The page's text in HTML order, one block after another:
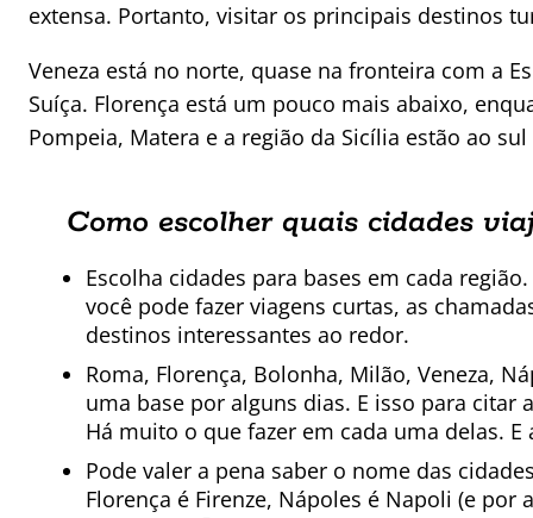
extensa. Portanto, visitar os principais destinos
Veneza está no norte, quase na fronteira com a
Suíça. Florença está um pouco mais abaixo,
Pompeia, Matera e a região da Sicília estão ao sul
Como escolher quais cidades
Escolha cidades para bases em cada
você pode fazer viagens curtas, as
destinos interessantes ao redor.
Roma, Florença, Bolonha, Milão, Veneza,
uma base por alguns dias. E isso para citar
Há muito o que fazer em cada uma delas. E
Pode valer a pena saber o nome das
Florença é Firenze, Nápoles é Napoli (e